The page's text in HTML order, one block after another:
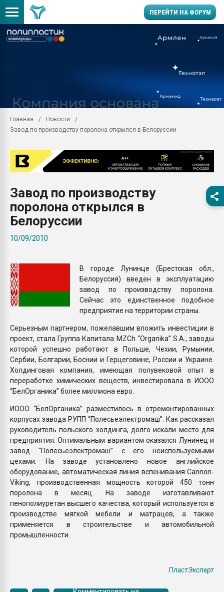
ПЕРЕЙТИ НА ФОРУМ
заводу пластмасс"
ППЭ
Подмосковье, Москва
28.07.2026
пластмасс
28.07.2026
ПЕРЕЙТИ НА
Главная
Новости
Завод по производству поролона открылся в Белоруссии
Завод по производству
поролона открылся в
Белоруссии
10/09/2010
В городе Лунинце (Брестская обл.,
Белоруссия) введен в эксплуатацию
завод по производству поролона.
Сейчас это единственное подобное
предприятие на территории страны.
Серьезным партнером, пожелавшим вложить инвестиции в
проект, стала Группа Капитала MZCh “Organika” S.A., заводы
которой успешно работают в Польше, Чехии, Румынии,
Сербии, Болгарии, Боснии и Герцеговине, России и Украине.
Холдинговая компания, имеющая полувековой опыт в
переработке химических веществ, инвестировала в ИООО
“БелОрганика” более миллиона евро.
ИООО “БелОрганика” разместилось в отремонтированных
корпусах завода РУПП “Полесьеэлектромаш”. Как рассказал
руководитель польского холдинга, долго искали место для
предприятия. Оптимальным вариантом оказался Лунинец и
завод “Полесьеэлектромаш” с его неиспользуемыми
цехами. На заводе установлено новое английское
оборудование, автоматическая линия вспенивания Cannon-
Viking, производственная мощность которой 450 тонн
поролона в месяц. На заводе изготавливают
пенополиуретан высшего качества, который используется в
производстве мягкой мебели и матрацев, а также
применяется в строительстве и автомобильной
промышленности.
ПластЭксперт